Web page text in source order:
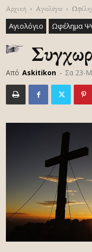
Αρχική Αγιολόγιο
Αγιολόγιο Ωφέλημα
Από Askitikon - Σα 23-